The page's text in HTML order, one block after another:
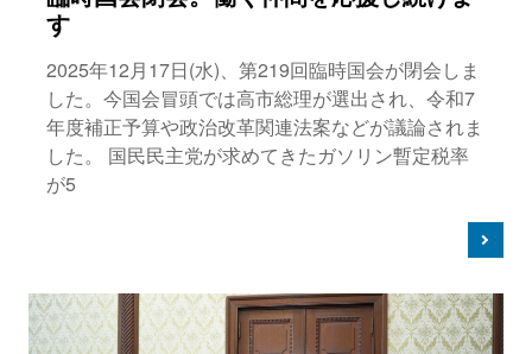
す
2025年12月17日(水)、第219回臨時国会が閉会しま
した。今国会冒頭では高市総理が選出され、令和7
年度補正予算や政治改革関連法案などが議論されま
した。 国民民主党が求めてきたガソリン暫定税率
が5